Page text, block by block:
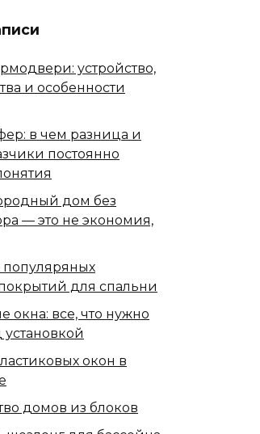
устройство,
и особенности
в чем разница и
постоянно
дом без
— это не экономия,
популяряных
для спальни
окна: все, что нужно
установкой
окон в
домов из блоков